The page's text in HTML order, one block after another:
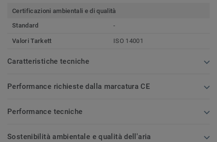
Certificazioni ambientali e di qualità
Standard
-
Valori Tarkett ISO 14001
Caratteristiche tecniche
Performance richieste dalla marcatura CE
Performance tecniche
Sostenibilità ambientale e qualità dell'aria